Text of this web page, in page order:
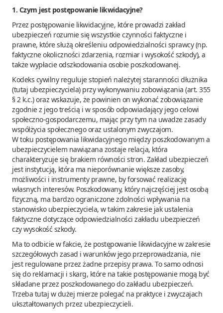
1. Czym jest postępowanie likwidacyjne?
Przez postępowanie likwidacyjne, które prowadzi zakład
ubezpieczeń rozumie się wszystkie czynności faktyczne i
prawne, które służą określeniu odpowiedzialności sprawcy (np.
faktyczne okoliczności zdarzenia, rozmiar i wysokość szkody), a
także wypłacie odszkodowania osobie poszkodowanej.
Kodeks cywilny reguluje stopień należytej staranności dłużnika
(tutaj ubezpieczyciela) przy wykonywaniu zobowiązania (art. 355
§ 2 k.c.) oraz wskazuje, że powinien on wykonać zobowiązanie
zgodnie z jego treścią i w sposób odpowiadający jego celowi
społeczno-gospodarczemu, mając przy tym na uwadze zasady
współżycia społecznego oraz ustalonym zwyczajom.
W toku postępowania likwidacyjnego między poszkodowanym a
ubezpieczycielem nawiązana zostaje relacja, która
charakteryzuje się brakiem równości stron. Zakład ubezpieczeń
jest instytucją, która ma nieporównanie większe zasoby,
możliwości i instrumenty prawne, by forsować realizację
własnych interesów. Poszkodowany, który najczęściej jest osobą
fizyczną, ma bardzo ograniczone zdolności wpływania na
stanowisko ubezpieczyciela, w takim zakresie jak ustalenia
faktyczne dotyczące odpowiedzialności zakładu ubezpieczeń
czy wysokość szkody.
Ma to odbicie w fakcie, że postępowanie likwidacyjne w zakresie
szczegółowych zasad i warunków jego przeprowadzania, nie
jest regulowane przez żadne przepisy prawa. To samo odnosi
się do reklamacji i skarg, które na takie postępowanie mogą być
składane przez poszkodowanego do zakładu ubezpieczeń.
Trzeba tutaj w dużej mierze polegać na praktyce i zwyczajach
ukształtowanych przez ubezpieczycieli.